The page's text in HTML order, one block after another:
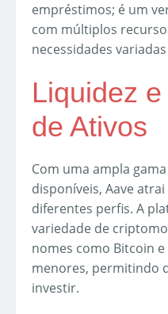
empréstimos; é um
com múltiplos
necessidades
Liquidez
de Ativos
Com uma ampla
disponíveis, Aave
diferentes perfis. A
variedade de
nomes como Bitcoin
menores, permitindo
investir.